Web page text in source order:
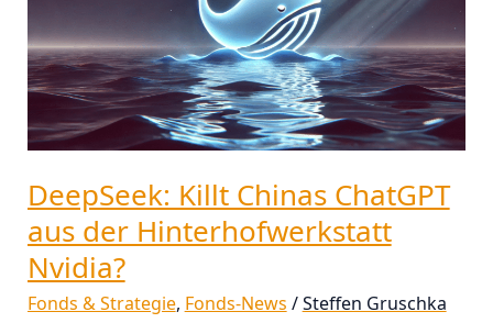
DeepSeek: Killt Chinas ChatGPT
aus der Hinterhofwerkstatt
Nvidia?
Fonds & Strategie, Fonds-News /Steffen Gruschka
aus
der
Hinterhofwerkstatt
Nvidia?